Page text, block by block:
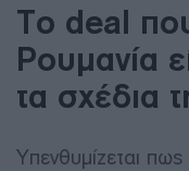
Το deal
Ρουμανία
τα σχέδια
Υπενθυμίζεται